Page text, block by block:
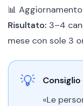
📊
Risultato: 3–4
mese con sole 3
💡
«Le